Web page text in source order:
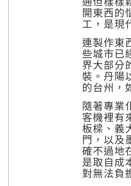
開東西的
工，是現
連製作東
些城市已
界大部分
裝。丹陽
的台州，
隨著專業
客機裡有
板樑、義
門，以及
確不過地
是取自成
對無法負